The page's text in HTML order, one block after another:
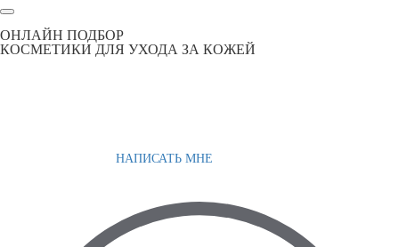
ОНЛАЙН ПОДБОР
КОСМЕТИКИ ДЛЯ УХОДА ЗА КОЖЕЙ
НАПИСАТЬ МНЕ